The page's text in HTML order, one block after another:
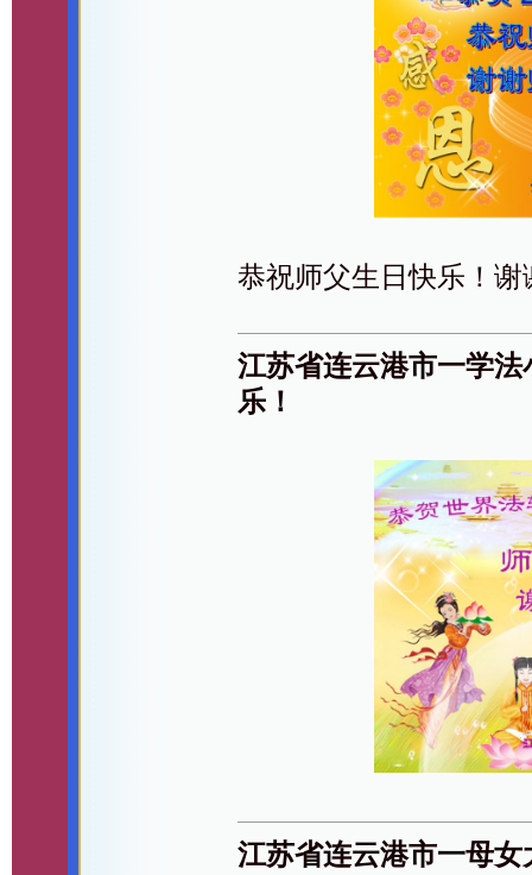
恭祝师父生日快乐！
江苏省连云港市一学
乐！
江苏省连云港市一母